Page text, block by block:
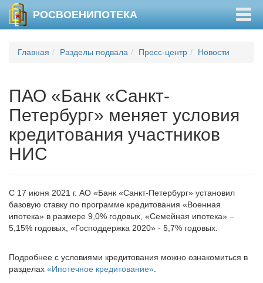
РОСВОЕНИПОТЕКА
Главная Разделы подвала Пресс-центр Новости
ПАО «Банк «Санкт-
Петербург» меняет условия
кредитования участников
НИС
С 17 июня 2021 г. АО «Банк «Санкт-Петербург» установил
базовую ставку по программе кредитования «Военная
ипотека» в размере 9,0% годовых, «Семейная ипотека» –
5,15% годовых, «Господдержка 2020» - 5,7% годовых.
Подробнее с условиями кредитования можно ознакомиться в
разделах «Ипотечное кредитование»